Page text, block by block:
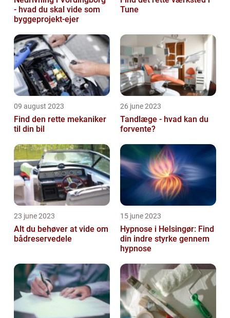
- hvad du skal vide som
byggeprojekt-ejer
Tune
09 august 2023
Find den rette mekaniker
til din bil
26 june 2023
Tandlæge - hvad kan du
forvente?
23 june 2023
Alt du behøver at vide om
bådreservedele
15 june 2023
Hypnose i Helsingør: Find
din indre styrke gennem
hypnose